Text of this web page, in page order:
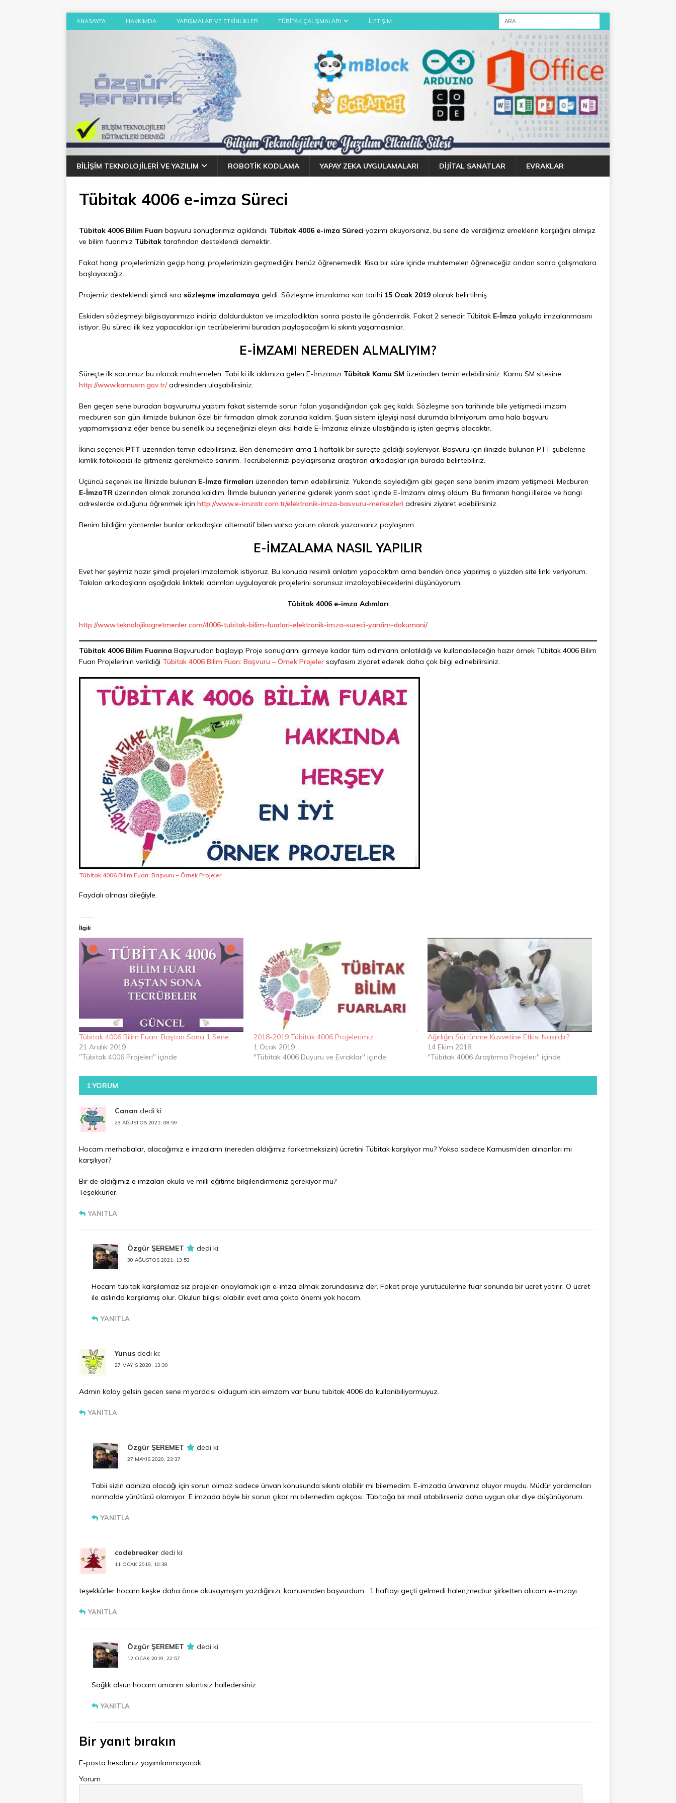
ANASAYFA HAKKIMDA YARIŞMALAR VE ETKINLIKLER TÜBITAK ÇALIŞMALARI İLETIŞIM
BILIŞIM TEKNOLOJILERI VE YAZILIM ROBOTIK KODLAMA YAPAY ZEKA UYGULAMALARI DIJITAL SANATLAR EVRAKLAR
Tübitak 4006 e-imza Süreci
Tübitak 4006 Bilim Fuarı başvuru sonuçlarımız açıklandı. Tübitak 4006 e-imza Süreci yazımı okuyorsanız, bu sene de verdiğimiz emeklerin karşılığını almışız
ve bilim fuarımız Tübitak tarafından desteklendi demektir.
Fakat hangi projelerimizin geçip hangi projelerimizin geçmediğini henüz öğrenemedik. Kısa bir süre içinde muhtemelen öğreneceğiz ondan sonra çalışmalara
başlayacağız.
Projemiz desteklendi şimdi sıra sözleşme imzalamaya geldi. Sözleşme imzalama son tarihi 15 Ocak 2019 olarak belirtilmiş.
Eskiden sözleşmeyi bilgisayarımıza indirip doldurduktan ve imzaladıktan sonra posta ile gönderirdik. Fakat 2 senedir Tübitak E-İmza yoluyla imzalanmasını
istiyor. Bu süreci ilk kez yapacaklar için tecrübelerimi buradan paylaşacağım ki sıkıntı yaşamasınlar.
E-İMZAMI NEREDEN ALMALIYIM?
Süreçte ilk sorumuz bu olacak muhtemelen. Tabi ki ilk aklımıza gelen E-İmzanızı Tübitak Kamu SM üzerinden temin edebilirsiniz. Kamu SM sitesine
http://www.kamusm.gov.tr/adresinden ulaşabilirsiniz.
Ben geçen sene buradan başvurumu yaptım fakat sistemde sorun falan yaşandığından çok geç kaldı. Sözleşme son tarihinde bile yetişmedi imzam
mecburen son gün ilimizde bulunan özel bir firmadan almak zorunda kaldım. Şuan sistem işleyişi nasıl durumda bilmiyorum ama hala başvuru
yapmamışsanız eğer bence bu senelik bu seçeneğinizi eleyin aksi halde E-İmzanız elinize ulaştığında iş işten geçmiş olacaktır.
İkinci seçenek PTT üzerinden temin edebilirsiniz. Ben denemedim ama 1 haftalık bir süreçte geldiği söyleniyor. Başvuru için ilinizde bulunan PTT şubelerine
kimlik fotokopisi ile gitmeniz gerekmekte sanırım. Tecrübelerinizi paylaşırsanız araştıran arkadaşlar için burada belirtebiliriz.
Üçüncü seçenek ise İlinizde bulunan E-İmza firmaları üzerinden temin edebilirsiniz. Yukarıda söylediğim gibi geçen sene benim imzam yetişmedi. Mecburen
E-İmzaTR üzerinden almak zorunda kaldım. İlimde bulunan yerlerine giderek yarım saat içinde E-İmzamı almış oldum. Bu firmanın hangi illerde ve hangi
adreslerde olduğunu öğrenmek için http://www.e-imzatr.com.tr/elektronik-imza-basvuru-merkezleri adresini ziyaret edebilirsiniz.
Benim bildiğim yöntemler bunlar arkadaşlar alternatif bilen varsa yorum olarak yazarsanız paylaşırım.
E-İMZALAMA NASIL YAPILIR
Evet her şeyimiz hazır şimdi projeleri imzalamak istiyoruz. Bu konuda resimli anlatım yapacaktım ama benden önce yapılmış o yüzden site linki veriyorum.
Takılan arkadaşların aşağıdaki linkteki adımları uygulayarak projelerini sorunsuz imzalayabileceklerini düşünüyorum.
Tübitak 4006 e-imza Adımları
http://www.teknolojikogretmenler.com/4006-tubitak-bilim-fuarlari-elektronik-imza-sureci-yardim-dokumani/
Tübitak 4006 Bilim Fuarına Başvurudan başlayıp Proje sonuçlarını girmeye kadar tüm adımların anlatıldığı ve kullanabileceğin hazır örnek Tübitak 4006 Bilim
Fuarı Projelerinin verildiği Tübitak 4006 Bilim Fuarı: Başvuru – Örnek Projeler sayfasını ziyaret ederek daha çok bilgi edinebilirsiniz.
Tübitak 4006 Bilim Fuarı: Başvuru – Örnek Projeler
Faydalı olması dileğiyle.
İlgili
Tübitak 4006 Bilim Fuarı: Baştan Sona 1 Sene
21 Aralık 2019
"Tübitak 4006 Projeleri" içinde
2018-2019 Tübitak 4006 Projelerimiz
1 Ocak 2019
"Tübitak 4006 Duyuru ve Evraklar" içinde
Ağırlığın Sürtünme Kuvvetine Etkisi Nasıldır?
14 Ekim 2018
"Tübitak 4006 Araştırma Projeleri" içinde
1 YORUM
Canan dedi ki:
23 AĞUSTOS 2021, 08:59
Hocam merhabalar, alacağımız e imzaların (nereden aldığımız farketmeksizin) ücretini Tübitak karşılıyor mu? Yoksa sadece Kamusm’den alınanları mı
karşılıyor?
Bir de aldığımız e imzaları okula ve milli eğitime bilgilendirmeniz gerekiyor mu?
Teşekkürler.
YANITLA
Özgür ŞEREMET dedi ki:
30 AĞUSTOS 2021, 13:53
Hocam tübitak karşılamaz siz projeleri onaylamak için e-imza almak zorundasınız der. Fakat proje yürütücülerine fuar sonunda bir ücret yatırır. O ücret
ile aslında karşılamış olur. Okulun bilgisi olabilir evet ama çokta önemi yok hocam.
YANITLA
Yunus dedi ki:
27 MAYIS 2020, 13:30
Admin kolay gelsin gecen sene m.yardcisi oldugum icin eimzam var bunu tubitak 4006 da kullanibiliyormuyuz.
YANITLA
Özgür ŞEREMET dedi ki:
27 MAYIS 2020, 23:37
Tabii sizin adınıza olacağı için sorun olmaz sadece ünvan konusunda sıkıntı olabilir mi bilemedim. E-imzada ünvanınız oluyor muydu. Müdür yardımcıları
normalde yürütücü olamıyor. E imzada böyle bir sorun çıkar mı bilemedim açıkçası. Tübitağa bir mail atabilirseniz daha uygun olur diye düşünüyorum.
YANITLA
codebreaker dedi ki:
11 OCAK 2019, 10:38
teşekkürler hocam keşke daha önce okusaymışım yazdığınızı, kamusmden başvurdum . 1 haftayı geçti gelmedi halen,mecbur şirketten alıcam e-imzayı
YANITLA
Özgür ŞEREMET dedi ki:
12 OCAK 2019, 22:57
Sağlık olsun hocam umarım sıkıntısız halledersiniz.
YANITLA
Bir yanıt bırakın
E-posta hesabınız yayımlanmayacak.
Yorum